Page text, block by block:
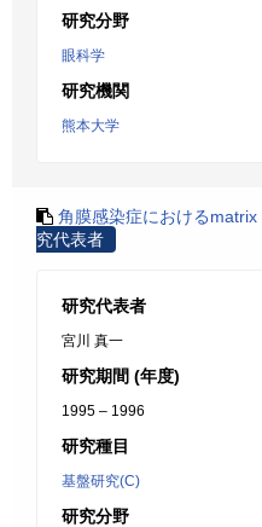
研究分野
眼科学
研究機関
熊本大学
角膜感染症における
究代表者
研究代表者
宮川 真一
研究期間 (年度)
1995 – 1996
研究種目
基盤研究(C)
研究分野